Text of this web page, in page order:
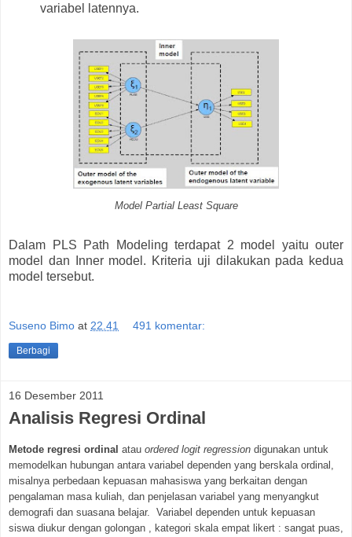
variabel latennya.
Model Partial Least Square
Dalam PLS Path Modeling terdapat 2 model yaitu outer
model dan Inner model. Kriteria uji dilakukan pada kedua
model tersebut.
Suseno Bimo at 22.41 491 komentar:
Berbagi
16 Desember 2011
Analisis Regresi Ordinal
Metode regresi ordinal atau ordered logit regression digunakan untuk
memodelkan hubungan antara variabel dependen yang berskala ordinal,
misalnya perbedaan kepuasan mahasiswa yang berkaitan dengan
pengalaman masa kuliah, dan penjelasan variabel yang menyangkut
demografi dan suasana belajar. Variabel dependen untuk kepuasan
siswa diukur dengan golongan , kategori skala empat likert : sangat puas,